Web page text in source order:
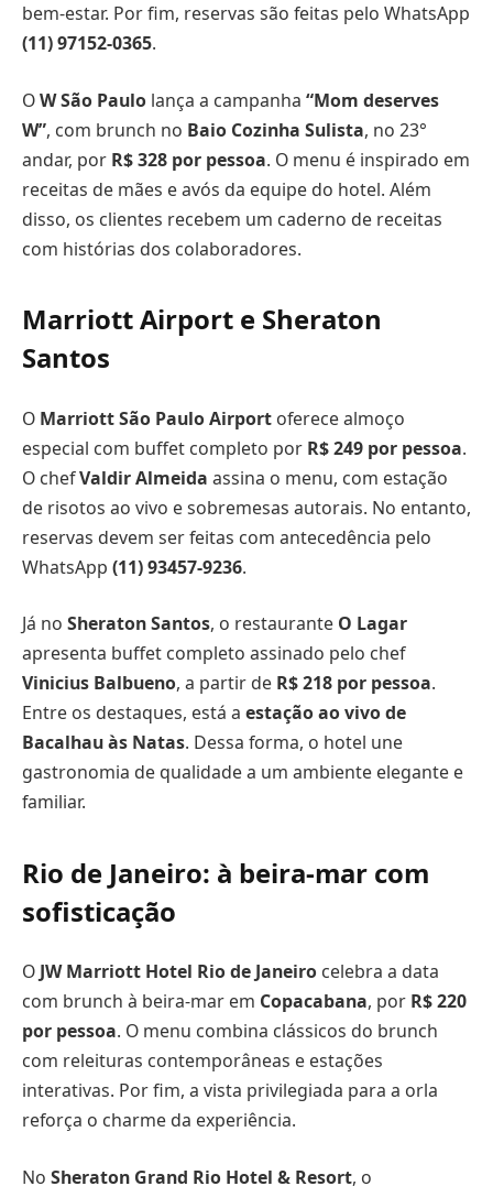
bem-estar. Por fim, reservas são feitas pelo WhatsApp
(11) 97152-0365.
OW São Paulo lança a campanha “Mom deserves
W”, com brunch no Baio Cozinha Sulista, no 23°
andar, por R$ 328 por pessoa. O menu é inspirado em
receitas de mães e avós da equipe do hotel. Além
disso, os clientes recebem um caderno de receitas
com histórias dos colaboradores.
Marriott Airport e Sheraton
Santos
O Marriott São Paulo Airport oferece almoço
especial com buffet completo por R$ 249 por pessoa.
O chefValdir Almeida assina o menu, com estação
de risotos ao vivo e sobremesas autorais. No entanto,
reservas devem ser feitas com antecedência pelo
WhatsApp (11) 93457-9236.
Já no Sheraton Santos, o restaurante O Lagar
apresenta buffet completo assinado pelo chef
Vinicius Balbueno, a partir de R$ 218 por pessoa.
Entre os destaques, está a estação ao vivo de
Bacalhau às Natas. Dessa forma, o hotel une
gastronomia de qualidade a um ambiente elegante e
familiar.
Rio de Janeiro: à beira-mar com
sofisticação
O JW Marriott Hotel Rio de Janeiro celebra a data
com brunch à beira-mar em Copacabana, por R$ 220
por pessoa. O menu combina clássicos do brunch
com releituras contemporâneas e estações
interativas. Por fim, a vista privilegiada para a orla
reforça o charme da experiência.
No Sheraton Grand Rio Hotel & Resort, o